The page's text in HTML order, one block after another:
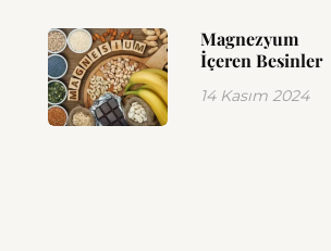
Magnezyum
İçeren Besinler
14 Kasım 2024